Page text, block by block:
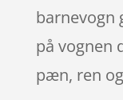
barnevogn
på vognen
pæn, ren